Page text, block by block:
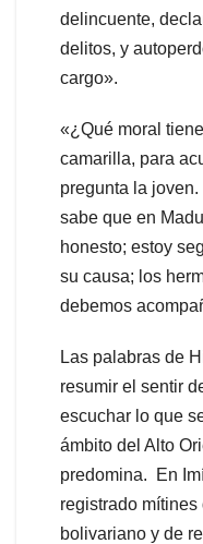
delincuente,
delitos, y
cargo».
«¿Qué moral
camarilla, para
pregunta la
sabe que en
honesto; estoy
su causa; los
debemos
Las palabras de
resumir el sentir
escuchar lo que
ámbito del Alto
predomina. En
registrado
bolivariano y de